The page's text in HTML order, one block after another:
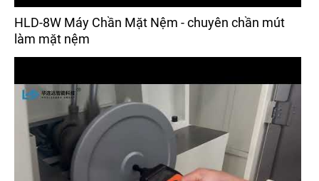
HLD-8W Máy Chần Mặt Nệm - chuyên chần mút
làm mặt nệm